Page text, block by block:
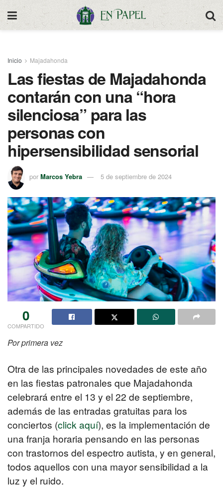
Inicio Majadahonda
Las fiestas de Majadahonda
contarán con una “hora
silenciosa” para las
personas con
hipersensibilidad sensorial
por Marcos Yebra 5 de septiembre de 2024
0
COMPARTIDO
Por primera vez
Otra de las principales novedades de este año
en las fiestas patronales que Majadahonda
celebrará entre el 13 y el 22 de septiembre,
además de las entradas gratuitas para los
conciertos (click aquí), es la implementación de
una franja horaria pensando en las personas
con trastornos del espectro autista, y en general,
todos aquellos con una mayor sensibilidad a la
luz y el ruido.